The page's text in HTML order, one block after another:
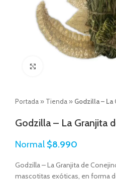
Portada » Tienda » Godzilla – La
Godzilla – La Granjita
Normal $8.990
Godzilla – La Granjita de
mascotitas exóticas, en forma